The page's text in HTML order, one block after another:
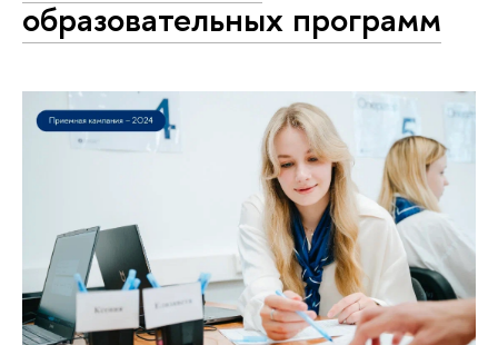
образовательных программ